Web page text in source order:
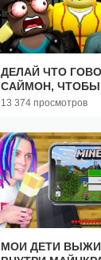
ДЕЛАЙ ЧТО
САЙМОН,
В ТЮРЬМЕ В
13 374 просмотров
МОИ ДЕТИ